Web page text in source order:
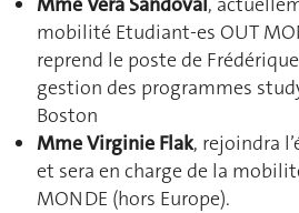
mobilité Etudiant-es OUT
reprend le poste de
gestion des programmes
Boston
Mme Virginie Flak, rejoindra
et sera en charge de la
MONDE (hors Europe).